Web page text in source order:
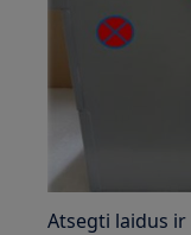
Atsegti laidus